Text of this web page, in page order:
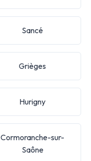
Sancé
Grièges
Hurigny
Cormoranche-sur-
Saône